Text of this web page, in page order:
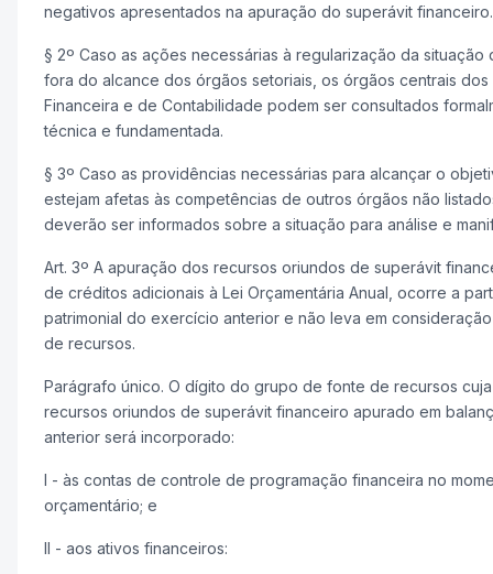
negativos apresentados na apuração do superávit financeiro.
§ 2º Caso as ações necessárias à regularização da situação
fora do alcance dos órgãos setoriais, os órgãos centrais dos
Financeira e de Contabilidade podem ser consultados
técnica e fundamentada.
§ 3º Caso as providências necessárias para alcançar o
estejam afetas às competências de outros órgãos não
deverão ser informados sobre a situação para análise e
Art. 3º A apuração dos recursos oriundos de superávit
de créditos adicionais à Lei Orçamentária Anual, ocorre a
patrimonial do exercício anterior e não leva em
de recursos.
Parágrafo único. O dígito do grupo de fonte de recursos
recursos oriundos de superávit financeiro apurado em
anterior será incorporado:
I - às contas de controle de programação financeira no
orçamentário; e
II - aos ativos financeiros: